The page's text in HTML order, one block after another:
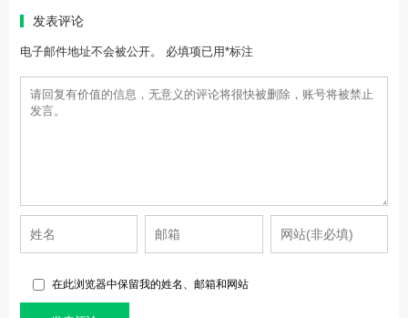
发表评论
电子邮件地址不会被公开。 必填项已用*标注
在此浏览器中保留我的姓名、邮箱和网站